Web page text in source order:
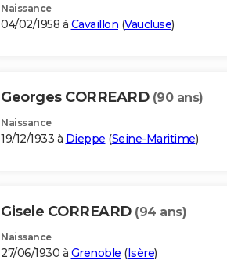
Naissance
04/02/1958 à Cavaillon (Vaucluse)
Georges CORREARD (90 ans)
Naissance
19/12/1933 à Dieppe (Seine-Maritime)
Gisele CORREARD (94 ans)
Naissance
27/06/1930 à Grenoble (Isère)